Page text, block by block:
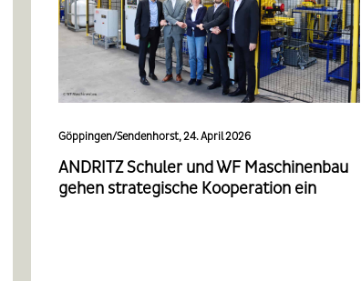
Göppingen/Sendenhorst, 24. April 2026
ANDRITZ Schuler und WF Maschinenbau
gehen strategische Kooperation ein